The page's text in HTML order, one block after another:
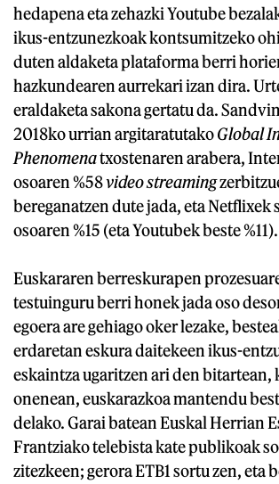
hedapena eta zehazki Youtube
ikus-entzunezkoak kontsumitzeko
duten aldaketa plataforma berri
hazkundearen aurrekari izan dira.
eraldaketa sakona gertatu da.
2018ko urrian argitaratutakoGlobal
Phenomenatxostenaren arabera,
osoaren %58video streaming
bereganatzen dute jada, eta
osoaren %15 (eta Youtubek beste %11).
Euskararen berreskurapen
testuinguru berri honek jada oso
egoera are gehiago oker lezake,
erdaretan eskura daitekeen ikus-
eskaintza ugaritzen ari den bitartean,
onenean, euskarazkoa mantendu
delako. Garai batean Euskal Herrian
Frantziako telebista kate publikoak
zitezkeen; gerora ETB1 sortu zen, eta